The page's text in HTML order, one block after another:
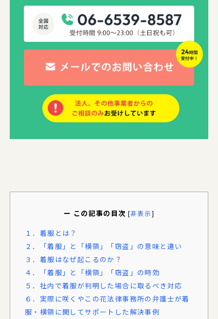
ー この記事の目次 [非表示]
１．着服とは？
２．「着服」と「横領」「窃盗」の意味と違い
３．着服はなぜ起こるのか？
４．「着服」と「横領」「窃盗」の時効
５．社内で着服が判明した場合に取るべき対応
６．実際に咲くやこの花法律事務所の弁護士が着
服・横領に関してサポートした解決事例